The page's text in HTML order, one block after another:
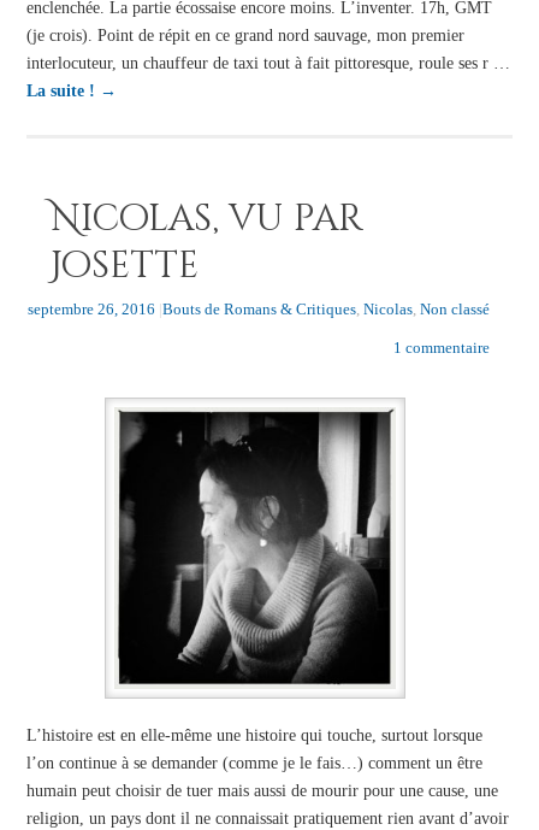
enclenchée. La partie écossaise encore moins. L’inventer. 17h, GMT
(je crois). Point de répit en ce grand nord sauvage, mon premier
interlocuteur, un chauffeur de taxi tout à fait pittoresque, roule ses r …
La suite ! →
Nicolas, vu par
Josette
septembre 26, 2016 |Bouts de Romans & Critiques, Nicolas, Non classé
1 commentaire
L’histoire est en elle-même une histoire qui touche, surtout lorsque
l’on continue à se demander (comme je le fais…) comment un être
humain peut choisir de tuer mais aussi de mourir pour une cause, une
religion, un pays dont il ne connaissait pratiquement rien avant d’avoir